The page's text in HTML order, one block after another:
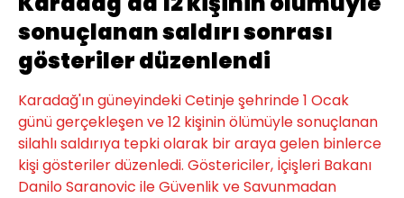
sonuçlanan saldırı sonrası
gösteriler düzenlendi
Karadağ'ın güneyindeki Cetinje şehrinde 1 Ocak
günü gerçekleşen ve 12 kişinin ölümüyle sonuçlanan
silahlı saldırıya tepki olarak bir araya gelen binlerce
kişi gösteriler düzenledi. Göstericiler, İçişleri Bakanı
Danilo Saranovic ile Güvenlik ve Savunmadan